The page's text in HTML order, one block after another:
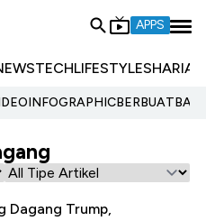
APPS
TECHLIFESTYLESHARIA
INFOGRAPHIC
Dagang Trump,